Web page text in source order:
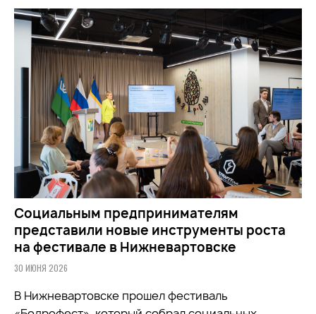
Социальным предпринимателям
представили новые инструменты роста
на фестивале в Нижневартовске
30 ИЮНЯ 2026
В Нижневартовске прошел фестиваль